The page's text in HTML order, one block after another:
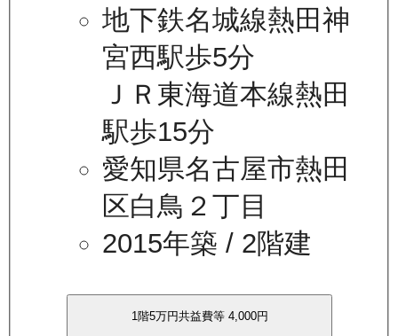
地下鉄名城線熱田神
宮西駅歩5分
ＪＲ東海道本線熱田
駅歩15分
愛知県名古屋市熱田
区白鳥２丁目
2015年築 / 2階建
1階5万円共益費等 4,000円